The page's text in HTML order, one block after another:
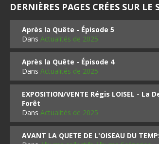
DERNIÈRES PAGES CRÉES SUR LE
Après la Quête - Épisode 5
Dans Actualités de 2025
Après la Quête - Épisode 4
Dans Actualités de 2025
EXPOSITION/VENTE Régis LOISEL -
Forêt
Dans Actualités de 2025
AVANT LA QUETE DE L'OISEAU DU